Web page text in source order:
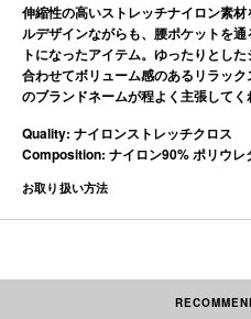
伸縮性の高いストレッチナイロン素
ルデザインながらも、腰ポケットを
トになったアイテム。ゆったりとし
合わせてボリューム感のあるリラッ
のブランドネームが程よく主張してく
Quality: ナイロンストレッチクロス
Composition: ナイロン90% ポリウレ
お取り扱い方法